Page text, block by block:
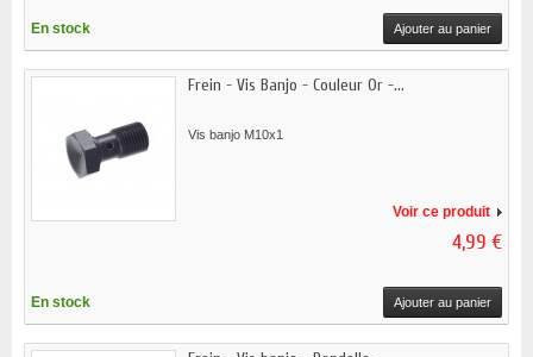
En stock Ajouter au panier
Frein - Vis Banjo - Couleur Or -...
Vis banjo M10x1
Voir ce produit
4,99 €
En stock Ajouter au panier